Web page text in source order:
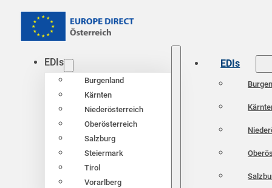
EDIs
Burgenland
Kärnten
Niederösterreich
Oberösterreich
Salzburg
Steiermark
Tirol
Vorarlberg
EDIs